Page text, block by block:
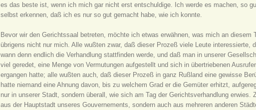
es das beste ist, wenn ich mich gar nicht erst entschuldige. Ich werde es machen, so
selbst erkennen, daß ich es nur so gut gemacht habe, wie ich konnte.
Bevor wir den Gerichtssaal betreten, möchte ich etwas erwähnen, was mich an diesem
übrigens nicht nur mich. Alle wußten zwar, daß dieser Prozeß viele Leute interessierte,
wann denn endlich die Verhandlung stattfinden werde, und daß man in unserer
viel geredet, eine Menge von Vermutungen aufgestellt und sich in übertriebenen
ergangen hatte; alle wußten auch, daß dieser Prozeß in ganz Rußland eine gewisse
hatte niemand eine Ahnung davon, bis zu welchem Grad er die Gemüter erhitzt,
nur in unserer Stadt, sondern überall, wie sich am Tag der Gerichtsverhandlung erwies.
aus der Hauptstadt unseres Gouvernements, sondern auch aus mehreren anderen